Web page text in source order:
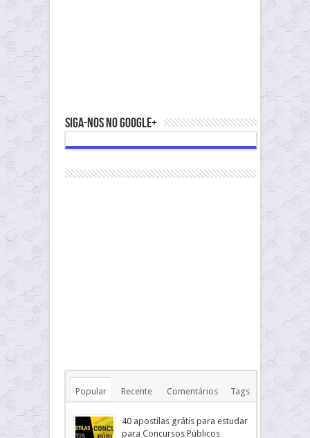
Siga-nos no Google+
Popular Recente Comentários Tags
40 apostilas grátis para estudar
para Concursos Públicos